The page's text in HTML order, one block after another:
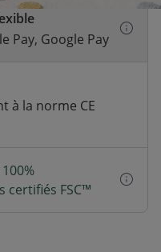
Pay, Google Pay
à la norme CE
100%
certifiés FSC™